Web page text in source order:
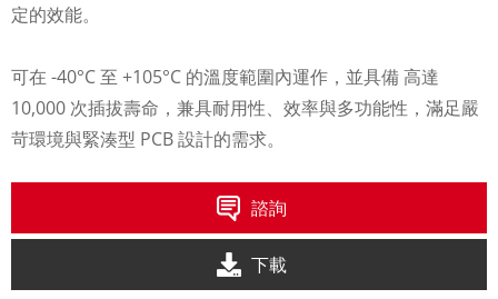
定的效能。
可在 -40°C 至 +105°C 的溫度範圍內運作，並具備 高達
10,000 次插拔壽命，兼具耐用性、效率與多功能性，滿足嚴
苛環境與緊湊型 PCB 設計的需求。
諮詢
下載